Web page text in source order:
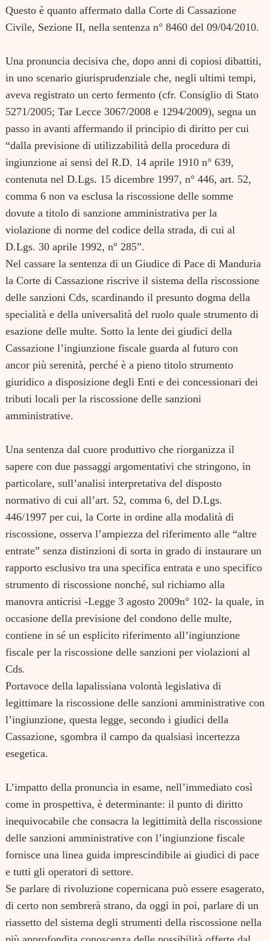
Questo è quanto affermato dalla Corte di Cassazione
Civile, Sezione II, nella sentenza n° 8460 del 09/04/2010.
Una pronuncia decisiva che, dopo anni di copiosi dibattiti,
in uno scenario giurisprudenziale che, negli ultimi tempi,
aveva registrato un certo fermento (cfr. Consiglio di Stato
5271/2005; Tar Lecce 3067/2008 e 1294/2009), segna un
passo in avanti affermando il principio di diritto per cui
“dalla previsione di utilizzabilità della procedura di
ingiunzione ai sensi del R.D. 14 aprile 1910 n° 639,
contenuta nel D.Lgs. 15 dicembre 1997, n° 446, art. 52,
comma 6 non va esclusa la riscossione delle somme
dovute a titolo di sanzione amministrativa per la
violazione di norme del codice della strada, di cui al
D.Lgs. 30 aprile 1992, n° 285”.
Nel cassare la sentenza di un Giudice di Pace di Manduria
la Corte di Cassazione riscrive il sistema della riscossione
delle sanzioni Cds, scardinando il presunto dogma della
specialità e della universalità del ruolo quale strumento di
esazione delle multe. Sotto la lente dei giudici della
Cassazione l’ingiunzione fiscale guarda al futuro con
ancor più serenità, perché è a pieno titolo strumento
giuridico a disposizione degli Enti e dei concessionari dei
tributi locali per la riscossione delle sanzioni
amministrative.
Una sentenza dal cuore produttivo che riorganizza il
sapere con due passaggi argomentativi che stringono, in
particolare, sull’analisi interpretativa del disposto
normativo di cui all’art. 52, comma 6, del D.Lgs.
446/1997 per cui, la Corte in ordine alla modalità di
riscossione, osserva l’ampiezza del riferimento alle “altre
entrate” senza distinzioni di sorta in grado di instaurare un
rapporto esclusivo tra una specifica entrata e uno specifico
strumento di riscossione nonché, sul richiamo alla
manovra anticrisi -Legge 3 agosto 2009n° 102- la quale, in
occasione della previsione del condono delle multe,
contiene in sé un esplicito riferimento all’ingiunzione
fiscale per la riscossione delle sanzioni per violazioni al
Cds.
Portavoce della lapalissiana volontà legislativa di
legittimare la riscossione delle sanzioni amministrative con
l’ingiunzione, questa legge, secondo i giudici della
Cassazione, sgombra il campo da qualsiasi incertezza
esegetica.
L’impatto della pronuncia in esame, nell’immediato così
come in prospettiva, è determinante: il punto di diritto
inequivocabile che consacra la legittimità della riscossione
delle sanzioni amministrative con l’ingiunzione fiscale
fornisce una linea guida imprescindibile ai giudici di pace
e tutti gli operatori di settore.
Se parlare di rivoluzione copernicana può essere esagerato,
di certo non sembrerà strano, da oggi in poi, parlare di un
riassetto del sistema degli strumenti della riscossione nella